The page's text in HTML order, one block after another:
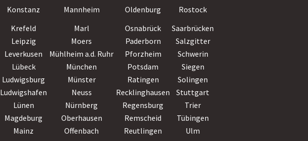
Konstanz Mannheim Oldenburg Rostock
Krefeld Marl Osnabrück Saarbrücken
Leipzig Moers Paderborn Salzgitter
Leverkusen Mühlheim a.d. Ruhr Pforzheim Schwerin
Lübeck München Potsdam Siegen
Ludwigsburg Münster Ratingen Solingen
Ludwigshafen Neuss Recklinghausen Stuttgart
Lünen Nürnberg Regensburg Trier
Magdeburg Oberhausen Remscheid
Tübingen
Mainz Offenbach Reutlingen Ulm